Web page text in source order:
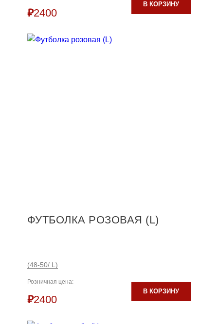
₽2400
В КОРЗИНУ
ФУТБОЛКА РОЗОВАЯ (L)
(48-50/ L)
Розничная цена:
₽2400
В КОРЗИНУ